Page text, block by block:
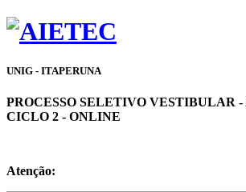
UNIG - ITAPERUNA
PROCESSO SELETIVO VESTIBULAR
CICLO 2 - ONLINE
Atenção: